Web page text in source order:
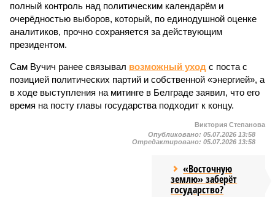
полный контроль над политическим календарём и
очерёдностью выборов, который, по единодушной оценке
аналитиков, прочно сохраняется за действующим
президентом.
Сам Вучич ранее связывал возможный уход с поста с
позицией политических партий и собственной «энергией», а
в ходе выступления на митинге в Белграде заявил, что его
время на посту главы государства подходит к концу.
Виктория Степанова
Опубликовано: 05.07.2026 13:58
Отредактировано: 05.07.2026 13:58
«Восточную
землю» заберёт
государство?